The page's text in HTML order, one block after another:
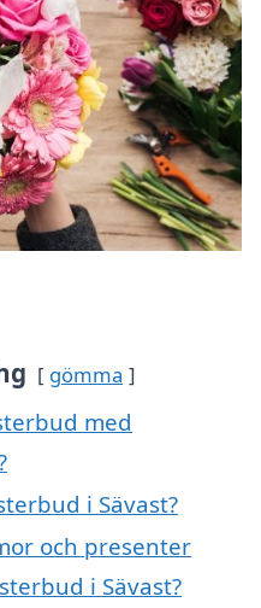
gömma
med
i Sävast?
och presenter
i Sävast?